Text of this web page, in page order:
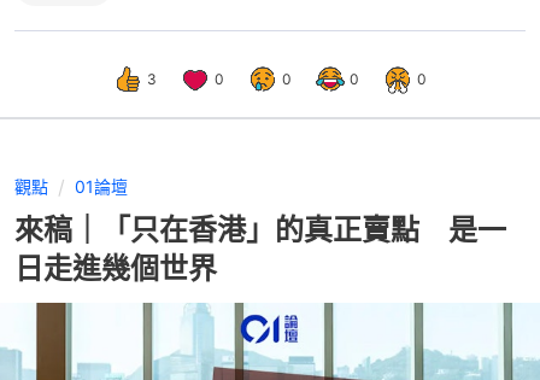
3 0 0 0 0
觀點 01論壇
來稿｜「只在香港」的真正賣點 是一
日走進幾個世界